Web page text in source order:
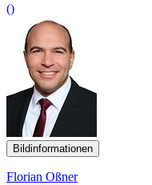
()
Bildinformationen
Florian Oßner